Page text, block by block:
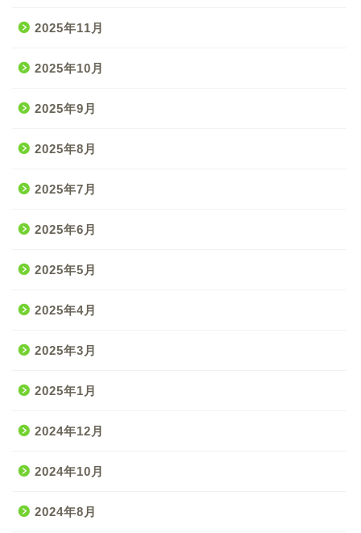
2025年11月
2025年10月
2025年9月
2025年8月
2025年7月
2025年6月
2025年5月
2025年4月
2025年3月
2025年1月
2024年12月
2024年10月
2024年8月